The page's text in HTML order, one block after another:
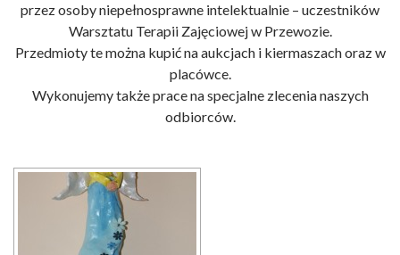
przez osoby niepełnosprawne intelektualnie – uczestników
Warsztatu Terapii Zajęciowej w Przewozie.
Przedmioty te można kupić na aukcjach i kiermaszach oraz w
placówce.
Wykonujemy także prace na specjalne zlecenia naszych
odbiorców.